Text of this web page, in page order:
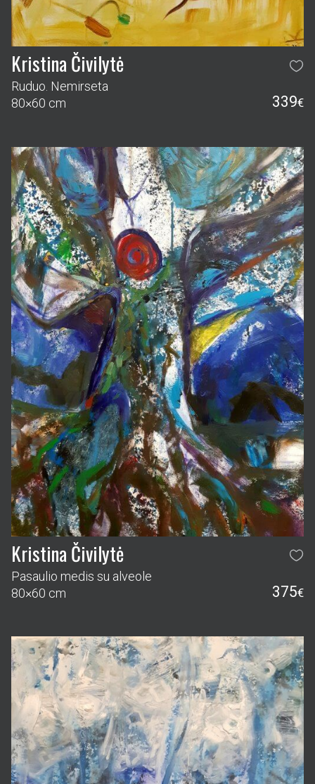
Kristina Čivilytė
Ruduo. Nemirseta
80×60 cm
339€
Kristina Čivilytė
Pasaulio medis su alveole
80×60 cm
375€